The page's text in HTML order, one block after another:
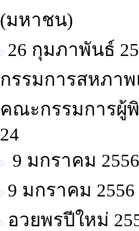
(มหาชน)
26 กุมภาพันธ์
กรรมการสหภา
คณะกรรมการผู้
24
9 มกราคม
9 มกราคม
อวยพรปีใหม่